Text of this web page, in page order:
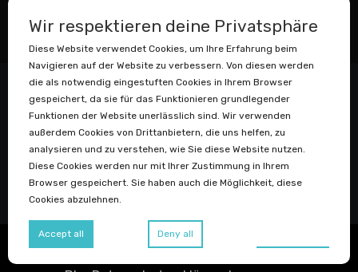
Datenstaubsauger
Copyright © Igor Adolph |Blogus Themeansar.
Wir respektieren deine Privatsphäre
Diese Website verwendet Cookies, um Ihre Erfahrung beim
Navigieren auf der Website zu verbessern. Von diesen werden
die als notwendig eingestuften Cookies in Ihrem Browser
gespeichert, da sie für das Funktionieren grundlegender
Funktionen der Website unerlässlich sind. Wir verwenden
außerdem Cookies von Drittanbietern, die uns helfen, zu
analysieren und zu verstehen, wie Sie diese Website nutzen.
Diese Cookies werden nur mit Ihrer Zustimmung in Ihrem
Browser gespeichert. Sie haben auch die Möglichkeit, diese
Cookies abzulehnen.
Accept all Deny all